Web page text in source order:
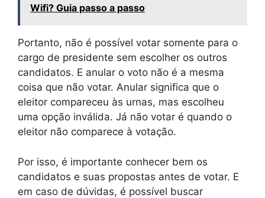
Wifi? Guia passo a passo
Portanto, não é possível votar somente para o
cargo de presidente sem escolher os outros
candidatos. E anular o voto não é a mesma
coisa que não votar. Anular significa que o
eleitor compareceu às urnas, mas escolheu
uma opção inválida. Já não votar é quando o
eleitor não comparece à votação.
Por isso, é importante conhecer bem os
candidatos e suas propostas antes de votar. E
em caso de dúvidas, é possível buscar